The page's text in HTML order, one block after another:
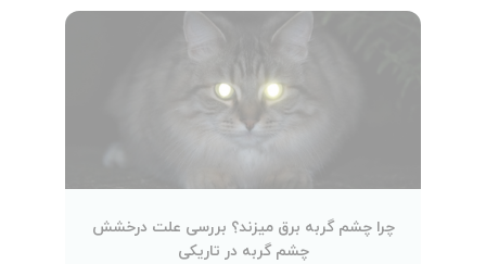
چرا چشم گربه برق میزند؟ بررسی علت درخشش
چشم گربه در تاریکی